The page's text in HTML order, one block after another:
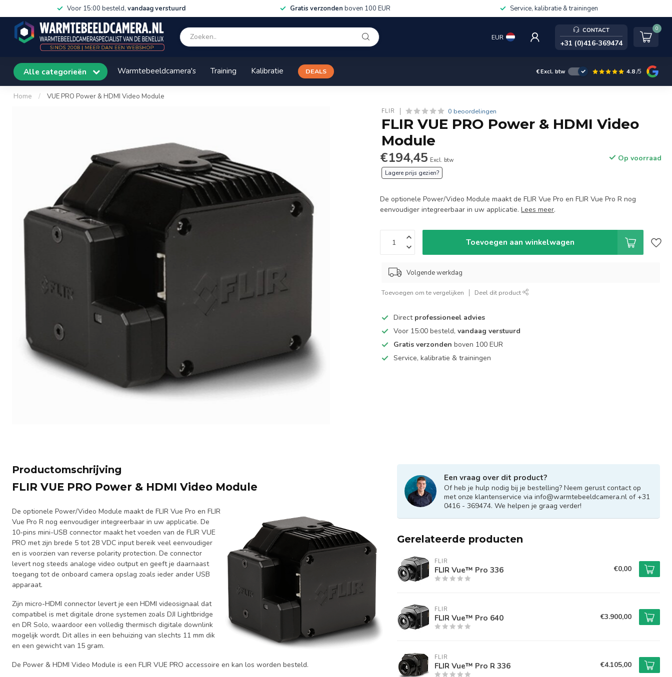
Voor 15:00 besteld, vandaag verstuurd Gratis verzonden boven 100 EUR Service, kalibratie & trainingen
EUR
CONTACT
+31 (0)416-369474
0
Alle categorieën Warmtebeeldcamera's Training Kalibratie DEALS €Excl. btw 4.8/5
Home / VUE PRO Power & HDMI Video Module
FLIR 0 beoordelingen
FLIR VUE PRO Power & HDMI Video
Module
€194,45 Excl. btw Op voorraad
Lagere prijs gezien?
De optionele Power/Video Module maakt de FLIR Vue Pro en FLIR Vue Pro R nog
eenvoudiger integreerbaar in uw applicatie.Lees meer.
Toevoegen aan winkelwagen
Volgende werkdag
Toevoegen om te vergelijken Deel dit product
Direct professioneel advies
Voor 15:00 besteld,vandaag verstuurd
Gratis verzonden boven 100 EUR
Service, kalibratie & trainingen
Productomschrijving
FLIR VUE PRO Power & HDMI Video Module
De optionele Power/Video Module maakt de FLIR Vue Pro en FLIR
Vue Pro R nog eenvoudiger integreerbaar in uw applicatie. De
10-pins mini-USB connector maakt het voeden van de FLIR VUE
PRO met zijn brede 5 tot 28 VDC input bereik veel eenvoudiger
en is voorzien van reverse polarity protection. De connector
levert nog steeds analoge video output en geeft je daarnaast
toegang tot de onboard camera opslag zoals ieder ander USB
apparaat.
Zijn micro-HDMI connector levert je een HDMI videosignaal dat
compatibel is met digitale drone systemen zoals DJI Lightbridge
en DR Solo, waardoor een volledig thermisch digitale downlink
mogelijk wordt. Dit alles in een behuizing van slechts 11 mm dik
en een gewicht van 15 gram.
De Power & HDMI Video Module is een FLIR VUE PRO accessoire en kan los worden besteld.
Een vraag over dit product?
Of heb je hulp nodig bij je bestelling? Neem gerust contact op
met onze klantenservice via info@warmtebeeldcamera.nl of +31
0416 - 369474. We helpen je graag verder!
Gerelateerde producten
FLIR
FLIR Vue™ Pro 336 €0,00
FLIR
FLIR Vue™ Pro 640 €3.900,00
FLIR
FLIR Vue™ Pro R 336 €4.105,00